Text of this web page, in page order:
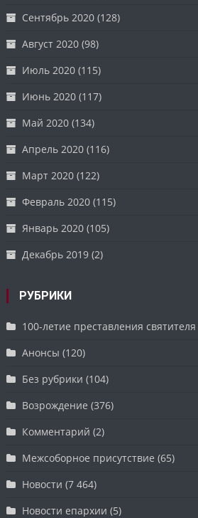
Сентябрь 2020 (128)
Август 2020 (98)
Июль 2020 (115)
Июнь 2020 (117)
Май 2020 (134)
Апрель 2020 (116)
Март 2020 (122)
Февраль 2020 (115)
Январь 2020 (105)
Декабрь 2019 (2)
РУБРИКИ
100-летие преставления
Анонсы (120)
Без рубрики (104)
Возрождение (376)
Комментарий (2)
Межсоборное присутствие (65)
Новости (7 464)
Новости епархии (5)